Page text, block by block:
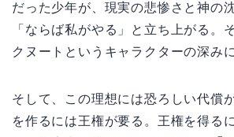
だった少年が、現実の悲惨さと神の
「ならば私がやる」と立ち上がる。
クヌートというキャラクターの深み
そして、この理想には恐ろしい代償
を作るには王権が要る。王権を得る